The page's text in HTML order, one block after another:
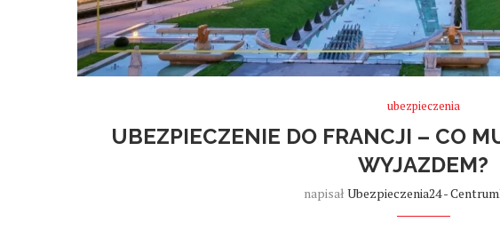
ubezpieczenia
UBEZPIECZENIE DO FRANCJI – CO
WYJAZDEM?
napisałUbezpieczenia24 -